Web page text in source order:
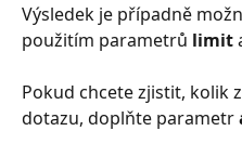
Výsledek je případně
použitím parametrů limit
Pokud chcete zjistit, kolik
dotazu, doplňte parametr